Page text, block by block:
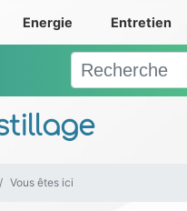
Energie Entretien
Vous êtes ici